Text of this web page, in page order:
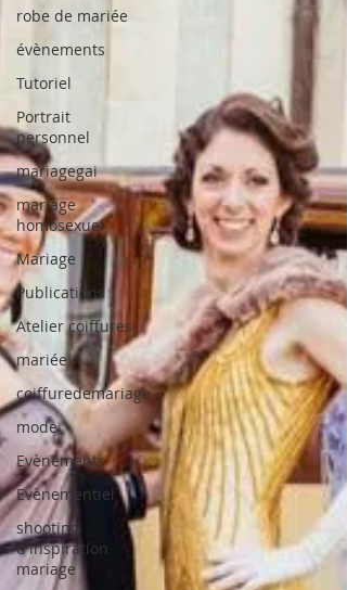
robe de mariée
évènements
Tutoriel
Portrait
personnel
mariagegai
mariage
homosexuel
Mariage
Publications
Atelier coiffures
mariée
coiffuredemariage
mode,
Evènements
Evènementiel
shooting
d'inspiration
mariage